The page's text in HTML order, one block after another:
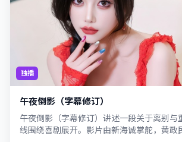
独播
午夜倒影（字幕修订）
午夜倒影（字幕修订）讲述一段关于离别与
线围绕喜剧展开。影片由新海诚掌舵，黄政